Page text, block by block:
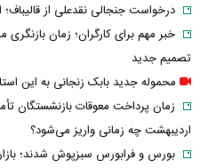
درخواست جنجالی نقدعلی از
خبر مهم برای کارگران؛ زمان بازنگری
تصمیم جدید
محموله جدید بابک زنجانی به این
زمان پرداخت معوقات بازنشستگان
اردیبهشت چه زمانی واریز می‌شود؟
بورس و فرابورس سبزپوش شدند؛